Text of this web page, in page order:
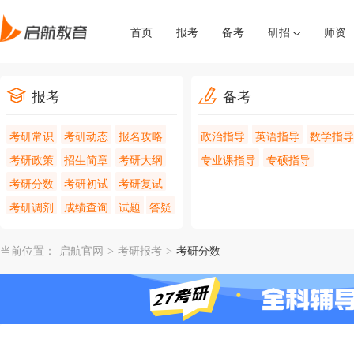
首页 报考 备考 研招 师资
报考
考研常识 考研动态
报名攻略
考研政策
招生简章
考研大纲
考研分数
考研初试
考研复试
考研调剂
成绩查询 试题 答疑
备考
政治指导 英语指导
数学指导
专业课指导
专硕指导
当前位置： 启航官网 > 考研报考 > 考研分数